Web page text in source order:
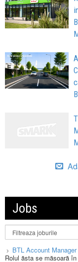
Jobs
BTL Account
Rolul ăsta se măsoară